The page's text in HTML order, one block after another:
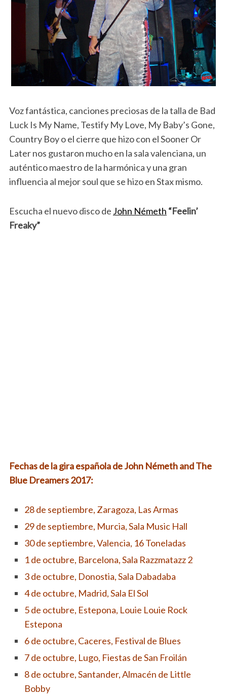
Voz fantástica, canciones preciosas de la talla de Bad
Luck Is My Name, Testify My Love, My Baby’s Gone,
Country Boy o el cierre que hizo con el Sooner Or
Later nos gustaron mucho en la sala valenciana, un
auténtico maestro de la harmónica y una gran
influencia al mejor soul que se hizo en Stax mismo.
Escucha el nuevo disco de John Németh “Feelin’
Freaky”
Fechas de la gira española de John Németh and The
Blue Dreamers 2017:
28 de septiembre, Zaragoza, Las Armas
29 de septiembre, Murcia, Sala Music Hall
30 de septiembre, Valencia, 16 Toneladas
1 de octubre, Barcelona, Sala Razzmatazz 2
3 de octubre, Donostia, Sala Dabadaba
4 de octubre, Madrid, Sala El Sol
5 de octubre, Estepona, Louie Louie Rock
Estepona
6 de octubre, Caceres, Festival de Blues
7 de octubre, Lugo, Fiestas de San Froilán
8 de octubre, Santander, Almacén de Little
Bobby